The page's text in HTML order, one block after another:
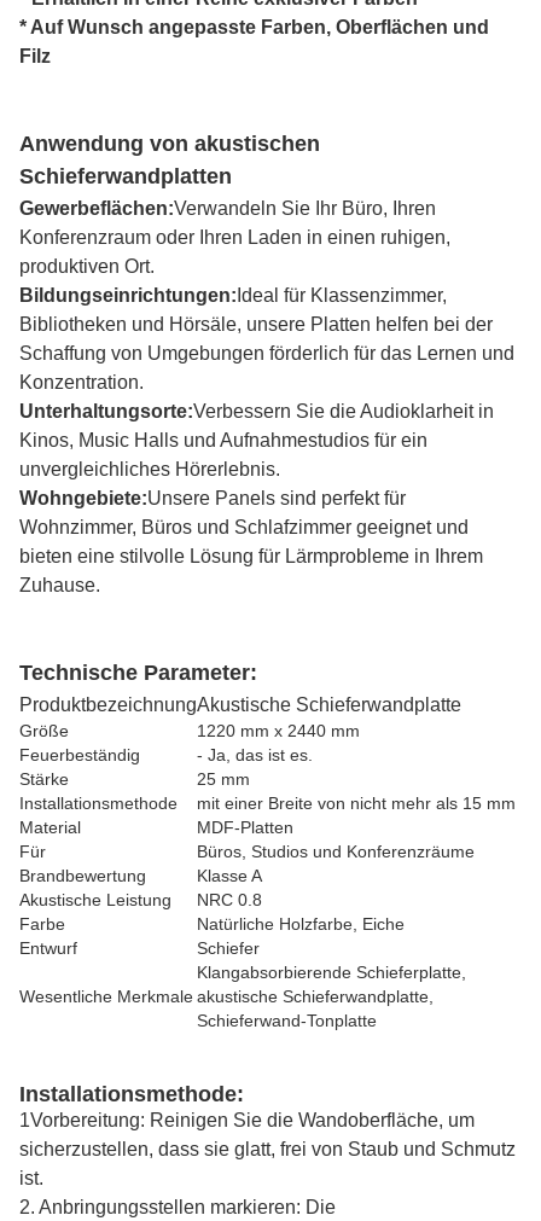
* Auf Wunsch angepasste Farben, Oberflächen und
Filz
Anwendung von akustischen
Schieferwandplatten
Gewerbeflächen:Verwandeln Sie Ihr Büro, Ihren
Konferenzraum oder Ihren Laden in einen ruhigen,
produktiven Ort.
Bildungseinrichtungen:Ideal für Klassenzimmer,
Bibliotheken und Hörsäle, unsere Platten helfen bei der
Schaffung von Umgebungen förderlich für das Lernen und
Konzentration.
Unterhaltungsorte:Verbessern Sie die Audioklarheit in
Kinos, Music Halls und Aufnahmestudios für ein
unvergleichliches Hörerlebnis.
Wohngebiete:Unsere Panels sind perfekt für
Wohnzimmer, Büros und Schlafzimmer geeignet und
bieten eine stilvolle Lösung für Lärmprobleme in Ihrem
Zuhause.
Technische Parameter:
ProduktbezeichnungAkustische Schieferwandplatte
Größe
1220 mm x 2440 mm
Feuerbeständig
- Ja, das ist es.
Stärke
25 mm
Installationsmethode
mit einer Breite von nicht mehr als 15 mm
Material
MDF-Platten
Für
Büros, Studios und Konferenzräume
Brandbewertung
Klasse A
Akustische Leistung
NRC 0.8
Farbe
Natürliche Holzfarbe, Eiche
Entwurf
Schiefer
Wesentliche Merkmale
Klangabsorbierende Schieferplatte,
akustische Schieferwandplatte,
Schieferwand-Tonplatte
Installationsmethode:
1Vorbereitung: Reinigen Sie die Wandoberfläche, um
sicherzustellen, dass sie glatt, frei von Staub und Schmutz
ist.
2. Anbringungsstellen markieren: Die